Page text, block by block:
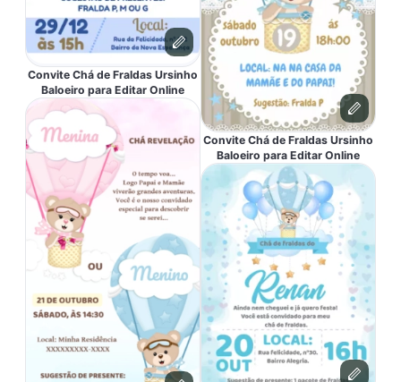
Convite Chá de Fraldas Ursinho
Baloeiro para Editar Online
Convite Chá de Fraldas Ursinho
Baloeiro para Editar Online